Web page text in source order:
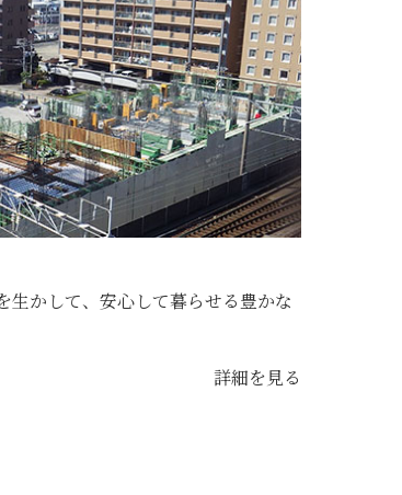
生かして、安心して暮らせる豊かな
詳細を見る